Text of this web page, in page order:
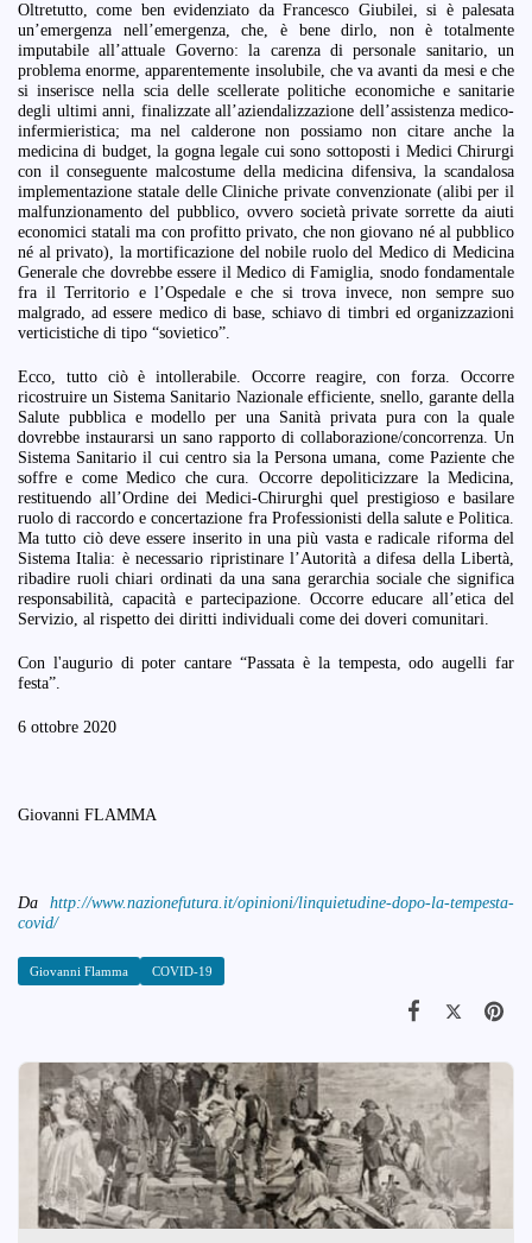
Oltretutto, come ben evidenziato da Francesco Giubilei, si è palesata
un’emergenza nell’emergenza, che, è bene dirlo, non è totalmente
imputabile all’attuale Governo: la carenza di personale sanitario, un
problema enorme, apparentemente insolubile, che va avanti da mesi e che
si inserisce nella scia delle scellerate politiche economiche e sanitarie
degli ultimi anni, finalizzate all’aziendalizzazione dell’assistenza medico-
infermieristica; ma nel calderone non possiamo non citare anche la
medicina di budget, la gogna legale cui sono sottoposti i Medici Chirurgi
con il conseguente malcostume della medicina difensiva, la scandalosa
implementazione statale delle Cliniche private convenzionate (alibi per il
malfunzionamento del pubblico, ovvero società private sorrette da aiuti
economici statali ma con profitto privato, che non giovano né al pubblico
né al privato), la mortificazione del nobile ruolo del Medico di Medicina
Generale che dovrebbe essere il Medico di Famiglia, snodo fondamentale
fra il Territorio e l’Ospedale e che si trova invece, non sempre suo
malgrado, ad essere medico di base, schiavo di timbri ed organizzazioni
verticistiche di tipo “sovietico”.
Ecco, tutto ciò è intollerabile. Occorre reagire, con forza. Occorre
ricostruire un Sistema Sanitario Nazionale efficiente, snello, garante della
Salute pubblica e modello per una Sanità privata pura con la quale
dovrebbe instaurarsi un sano rapporto di collaborazione/concorrenza. Un
Sistema Sanitario il cui centro sia la Persona umana, come Paziente che
soffre e come Medico che cura. Occorre depoliticizzare la Medicina,
restituendo all’Ordine dei Medici-Chirurghi quel prestigioso e basilare
ruolo di raccordo e concertazione fra Professionisti della salute e Politica.
Ma tutto ciò deve essere inserito in una più vasta e radicale riforma del
Sistema Italia: è necessario ripristinare l’Autorità a difesa della Libertà,
ribadire ruoli chiari ordinati da una sana gerarchia sociale che significa
responsabilità, capacità e partecipazione. Occorre educare all’etica del
Servizio, al rispetto dei diritti individuali come dei doveri comunitari.
Con l'augurio di poter cantare “Passata è la tempesta, odo augelli far
festa”.
6 ottobre 2020
Giovanni FLAMMA
Da http://www.nazionefutura.it/opinioni/linquietudine-dopo-la-tempesta-
covid/
Giovanni Flamma COVID-19